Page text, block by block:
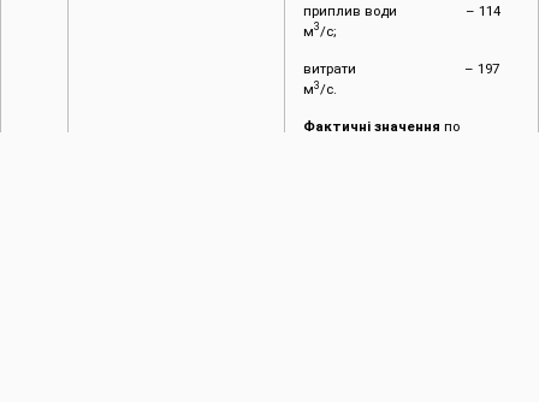
приплив води – 114
м3/с;
витрати – 197
м3/с.
Фактичні значення по